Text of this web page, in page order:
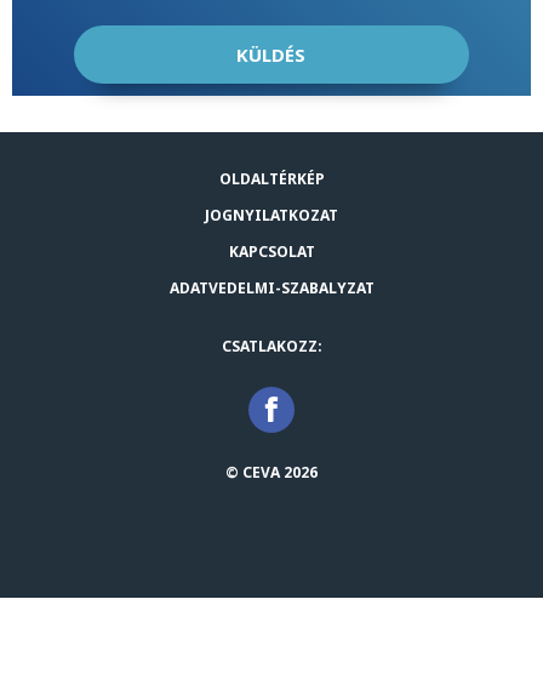
OLDALTÉRKÉP
JOGNYILATKOZAT
KAPCSOLAT
ADATVEDELMI-SZABALYZAT
CSATLAKOZZ:
© CEVA 2026